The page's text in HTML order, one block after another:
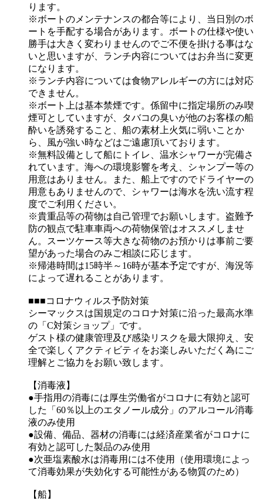
ります。
※ボートのメンテナンスの都合等により、当日別のボ
ートを手配する場合があります。ボートの仕様や使い
勝手は大きく変わりませんのでご不便を掛ける事はな
いと思いますが、ランチ内容についてはお弁当に変更
になります。
※ランチ内容については食物アレルギーの方には対応
できません。
※ボート上は基本禁煙です。係留中に指定場所のみ喫
煙可としていますが、タバコの臭いが他のお客様の船
酔いを誘発すること、船の素材上火気に弱いことか
ら、風が強い時などはご遠慮頂いております。
※無料設備として船にトイレ、温水シャワーが完備さ
れています。海への環境影響を考え、シャンプー等の
用意はありません。また、船上ですのでドライヤーの
用意もありませんので、シャワーは海水を洗い流す程
度でご利用ください。
※貴重品等の荷物は自己管理でお願いします。盗難予
防の観点で駐車車両への荷物保管はオススメしませ
ん。スーツケース等大きな荷物のお預かりは事前ご要
望があった場合のみご相談に応じます。
※帰港時間は15時半～16時が基本予定ですが、海況等
によって遅れることがあります。
■■■コロナウィルス予防対策
シーマックスは国規定のコロナ対策に沿った最高水準
の「C対策ショップ」です。
ゲスト様の健康管理及び感染リスクを最大限抑え、安
全で楽しくアクティビティをお楽しみいただく為にご
理解とご協力をお願い致します。
【消毒液】
●手指用の消毒には厚生労働省がコロナに有効と認可
した「60％以上のエタノール成分」のアルコール消毒
液のみ使用
●設備、備品、器材の消毒には経済産業省がコロナに
有効と認可した製品のみ使用
●次亜塩素酸水は消毒用には不使用（使用環境によっ
て消毒効果が失効化する可能性がある物質のため）
【船】